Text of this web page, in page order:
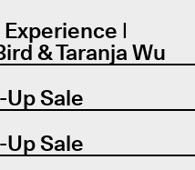
|
& Taranja Wu
Sale
Sale